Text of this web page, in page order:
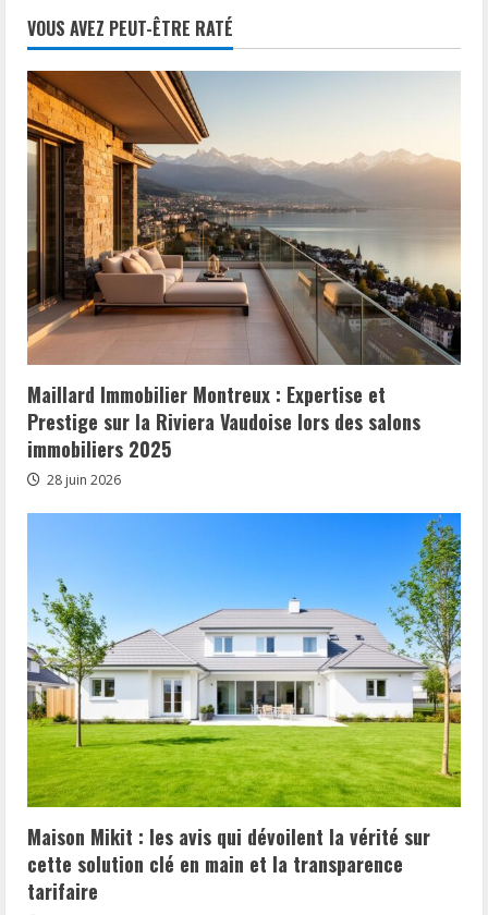
CDI
–
Les
pour
Rassurer
votre
Futur
Proprietaire
publications
VOUS AVEZ PEUT-ÊTRE RATÉ
Maillard Immobilier Montreux : Expertise et
Prestige sur la Riviera Vaudoise lors des salons
immobiliers 2025
28 juin 2026
Maison Mikit : les avis qui dévoilent la vérité sur
cette solution clé en main et la transparence
tarifaire